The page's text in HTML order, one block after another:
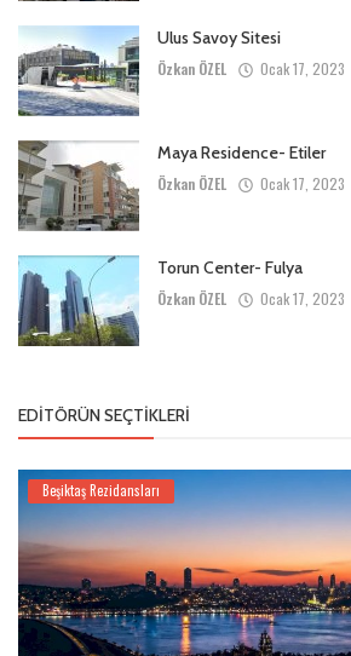
Ulus Savoy Sitesi
Özkan ÖZEL Ocak 17, 2023
Maya Residence- Etiler
Özkan ÖZEL Ocak 17, 2023
Torun Center- Fulya
Özkan ÖZEL Ocak 17, 2023
EDITÖRÜN SEÇTIKLERI
Beşiktaş Rezidansları